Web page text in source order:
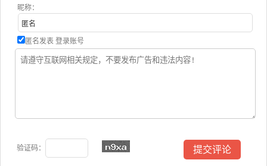
昵称：
匿名发表 登录账号
验证码：